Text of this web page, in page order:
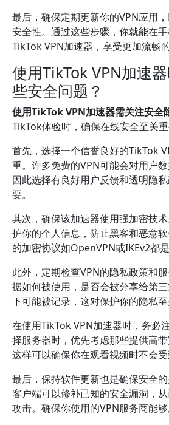
最后，确保定期更新你的VPN应用
安全性。通过这些步骤，你就能在
TikTok VPN加速器，享受更加流畅
使用TikTok VPN加速
些安全问题？
使用TikTok VPN加速器需关注安全
TikTok体验时，确保在线安全至关重
首先，选择一个信誉良好的TikTok
重。许多免费的VPN可能会对用户
因此选择有良好用户反馈和透明隐
要。
其次，确保该加速器使用强加密技
护你的个人信息，防止黑客和恶意
的加密协议如OpenVPN或IKEv2都是
此外，定期检查VPN的隐私政策和
据如何被使用，是否会被分享给第
下可能被记录，这对保护你的隐私至
在使用TikTok VPN加速器时，务必
择服务器时，优先考虑那些提供高
这样可以确保你在观看视频时不会受
最后，保持软件更新也是确保安全
客户端可以修补已知的安全漏洞，
攻击。确保你使用的VPN服务商能够